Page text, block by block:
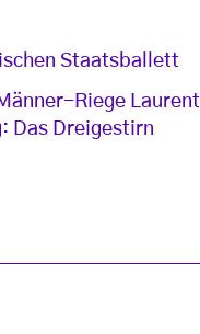
Staatsballett
Riege Laurent
Das Dreigestirn